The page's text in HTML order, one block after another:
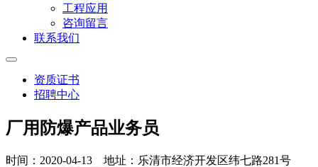
工程应用
咨询留言
联系我们
资质证书
招聘中心
厂用防爆产品业务员
时间：2020-04-13 地址：乐清市经济开发区纬七路281号